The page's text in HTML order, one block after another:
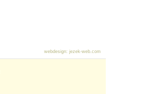
webdesign: jezek-web.com